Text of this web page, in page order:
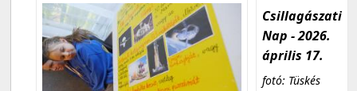
Csillagászati
Nap - 2026.
április 17.
fotó: Tüskés